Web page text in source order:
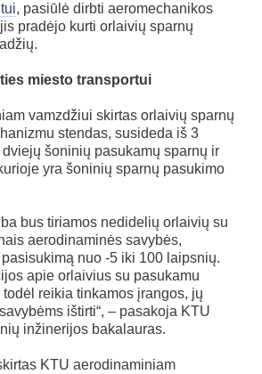
, pasiūlė dirbti aeromechanikos
pradėjo kurti orlaivių sparnų
miesto transportui
vamzdžiui skirtas orlaivių sparnų
stendas, susideda iš 3
šoninių pasukamų sparnų ir
yra šoninių sparnų pasukimo
bus tiriamos nedidelių orlaivių su
aerodinaminės savybės,
nuo -5 iki 100 laipsnių.
apie orlaivius su pasukamu
reikia tinkamos įrangos, jų
ištirti“, – pasakoja KTU
inžinerijos bakalauras.
KTU aerodinaminiam